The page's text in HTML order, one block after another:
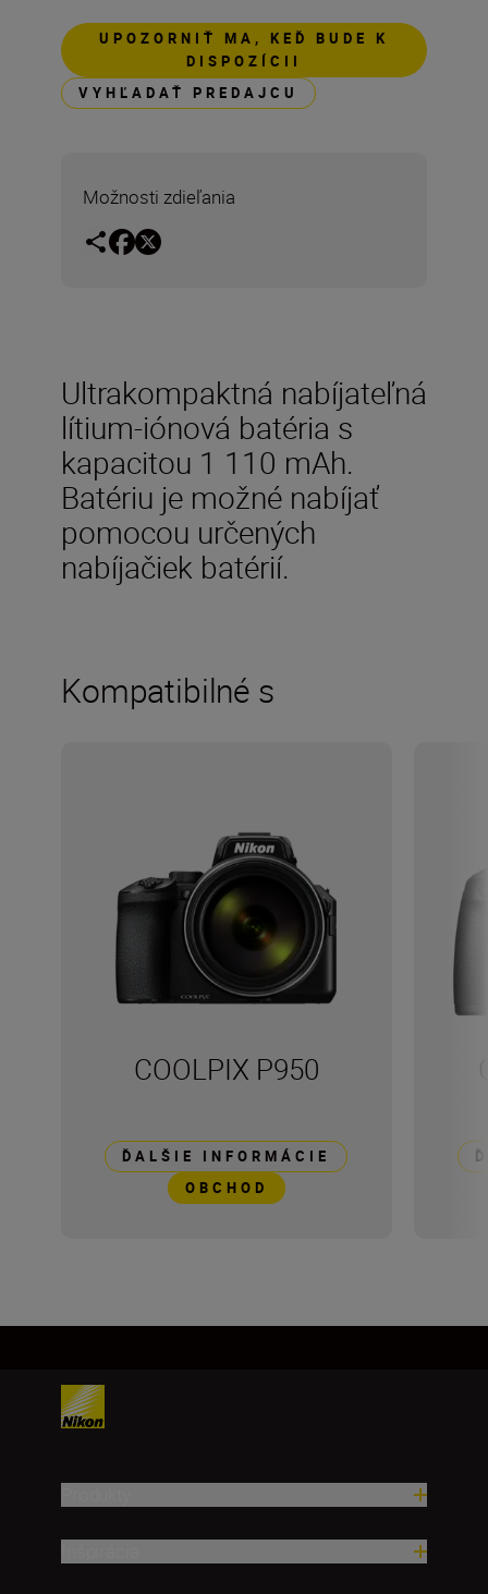
UPOZORNIŤ MA, KEĎ BUDE K
DISPOZÍCII
VYHĽADAŤ PREDAJCU
Možnosti zdieľania
Ultrakompaktná nabíjateľná
lítium-iónová batéria s
kapacitou 1 110 mAh.
Batériu je možné nabíjať
pomocou určených
nabíjačiek batérií.
Kompatibilné s
COOLPIX P950
ĎALŠIE INFORMÁCIE
OBCHOD